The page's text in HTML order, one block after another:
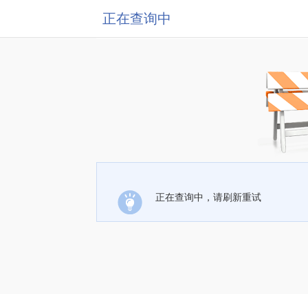
正在查询中
正在查询中，请刷新重试